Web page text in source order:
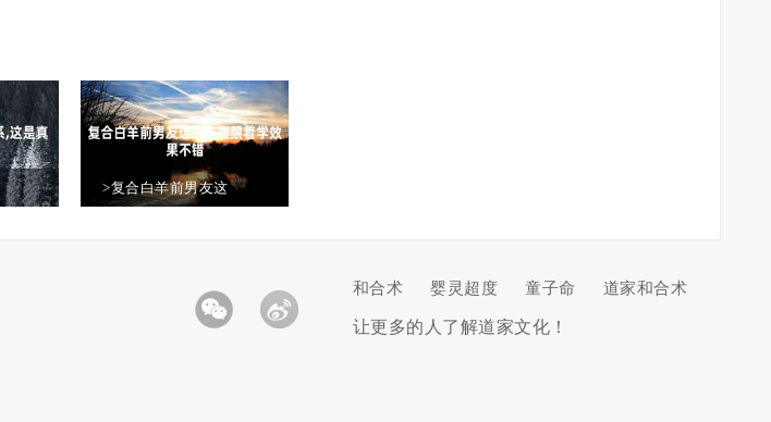
>复合白羊前男友这
和合术 婴灵超度 童子命 道家和合术
让更多的人了解道家文化！